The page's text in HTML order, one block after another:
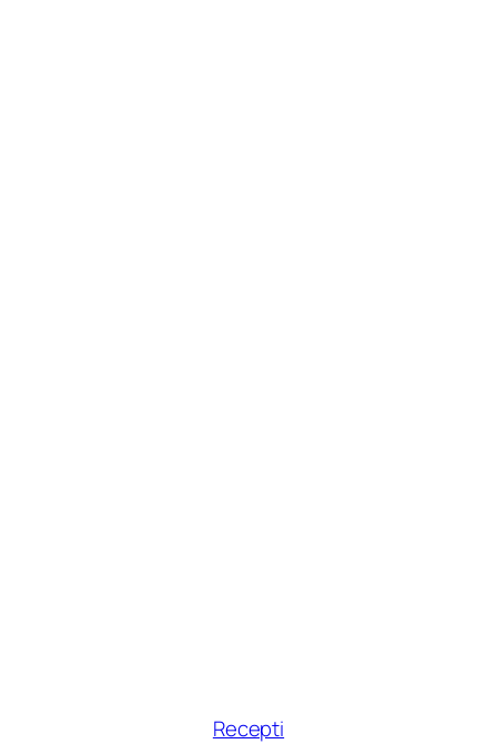
Recepti